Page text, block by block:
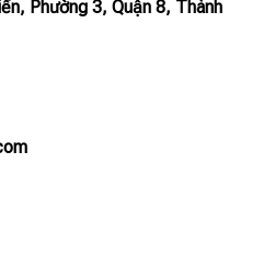
Phường 3, Quận 8, Thành